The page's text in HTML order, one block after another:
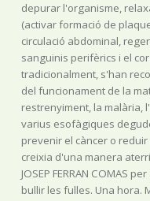
depurar l'organisme,
(activar formació de
circulació abdominal,
sanguinis perifèrics i el
tradicionalment, s'han
del funcionament de la
restrenyiment, la malària,
varius esofàgiques
prevenir el càncer o
creixia d'una manera
JOSEP FERRAN COMAS
bullir les fulles. Una hora.